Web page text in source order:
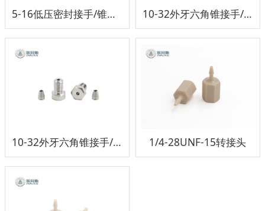
5-16低压密封接手/锥接头 10-32外牙六角锥接手/接头
10-32外牙六角锥接手/接头 1/4-28UNF-15转接头